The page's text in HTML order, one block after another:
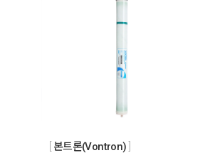
본트론(Vontron)